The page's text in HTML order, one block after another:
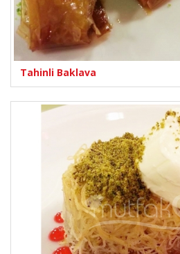
Tahinli Baklava